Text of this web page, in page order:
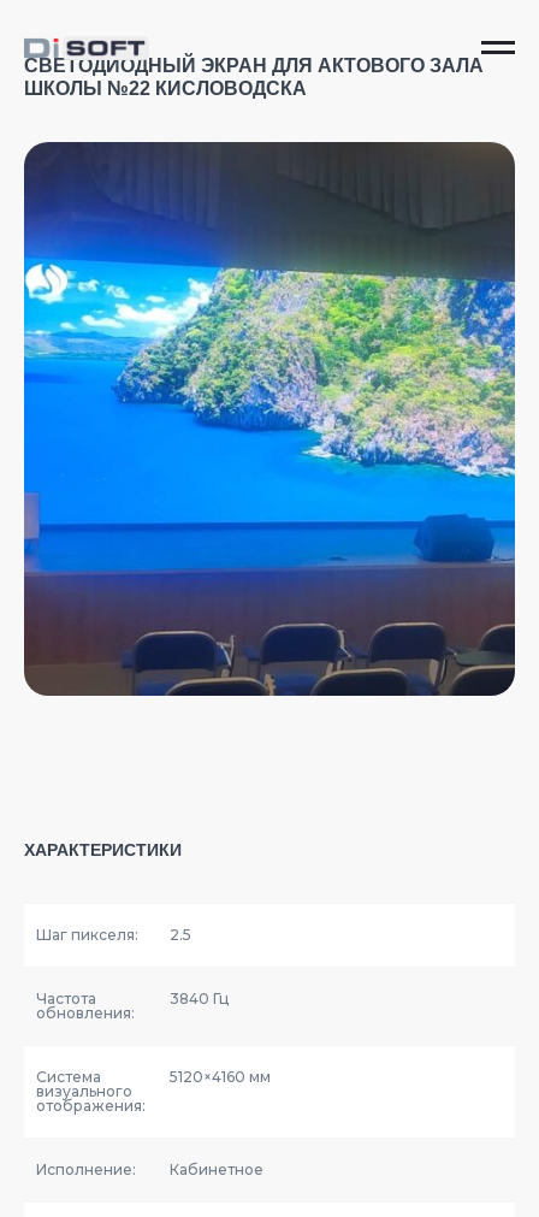
СВЕТОДИОДНЫЙ ЭКРАН ДЛЯ АКТОВОГО ЗАЛА
ШКОЛЫ №22 КИСЛОВОДСКА
ХАРАКТЕРИСТИКИ
Шаг пикселя: 2.5
Частота
обновления:
3840 Гц
Система
визуального
отображения:
5120×4160 мм
Исполнение: Кабинетное